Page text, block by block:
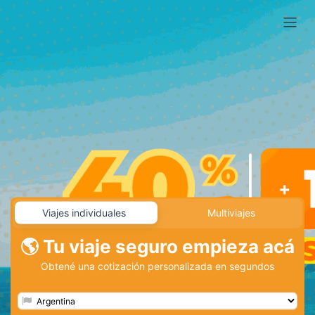
Viajes individuales Multiviajes
🌎 Tu viaje seguro empieza acá
Obtené una cotización personalizada en segundos